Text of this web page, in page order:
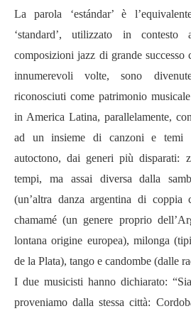
La parola ‘estándar’ è l’
‘standard’, utilizzato in contesto
composizioni jazz di grande successo
innumerevoli volte, sono
riconosciuti come patrimonio
in America Latina, parallelamente, con
ad un insieme di canzoni e temi
autoctono, dai generi più disparati:
tempi, ma assai diversa dalla
(un’altra danza argentina di
chamamé(un genere proprio dell’
lontana origine europea), milonga
de la Plata), tango e candombe (dalle
I due musicisti hanno dichiarato: “
proveniamo dalla stessa città: